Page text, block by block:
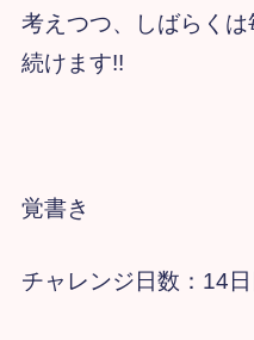
考えつつ、しばらく
続けます!!
覚書き
チャレンジ日数：14日